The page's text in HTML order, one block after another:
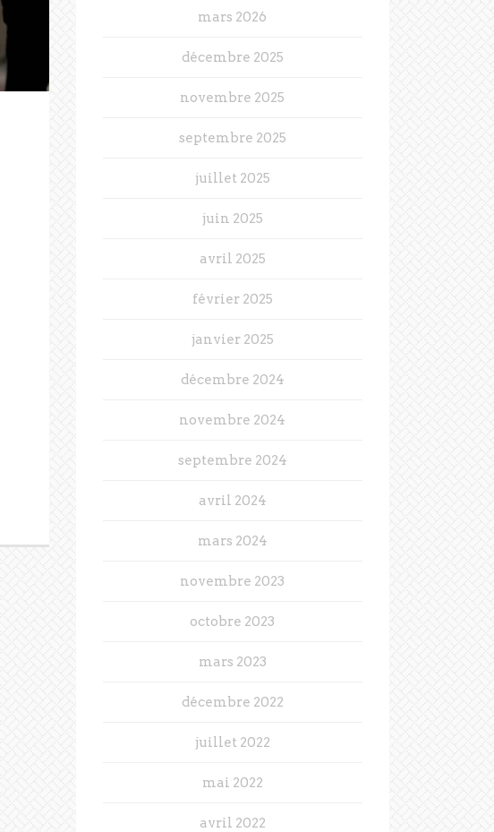
mars 2026
décembre 2025
novembre 2025
septembre 2025
juillet 2025
juin 2025
avril 2025
février 2025
janvier 2025
décembre 2024
novembre 2024
septembre 2024
avril 2024
mars 2024
novembre 2023
octobre 2023
mars 2023
décembre 2022
juillet 2022
mai 2022
avril 2022